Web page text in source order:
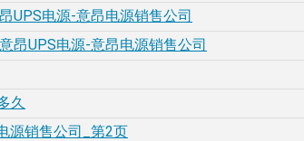
UPS电源-意昂电源销售公司
昂UPS电源-意昂电源销售公司
久
源销售公司_第2页